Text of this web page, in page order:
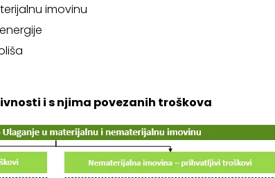
imovinu
i s njima povezanih troškova